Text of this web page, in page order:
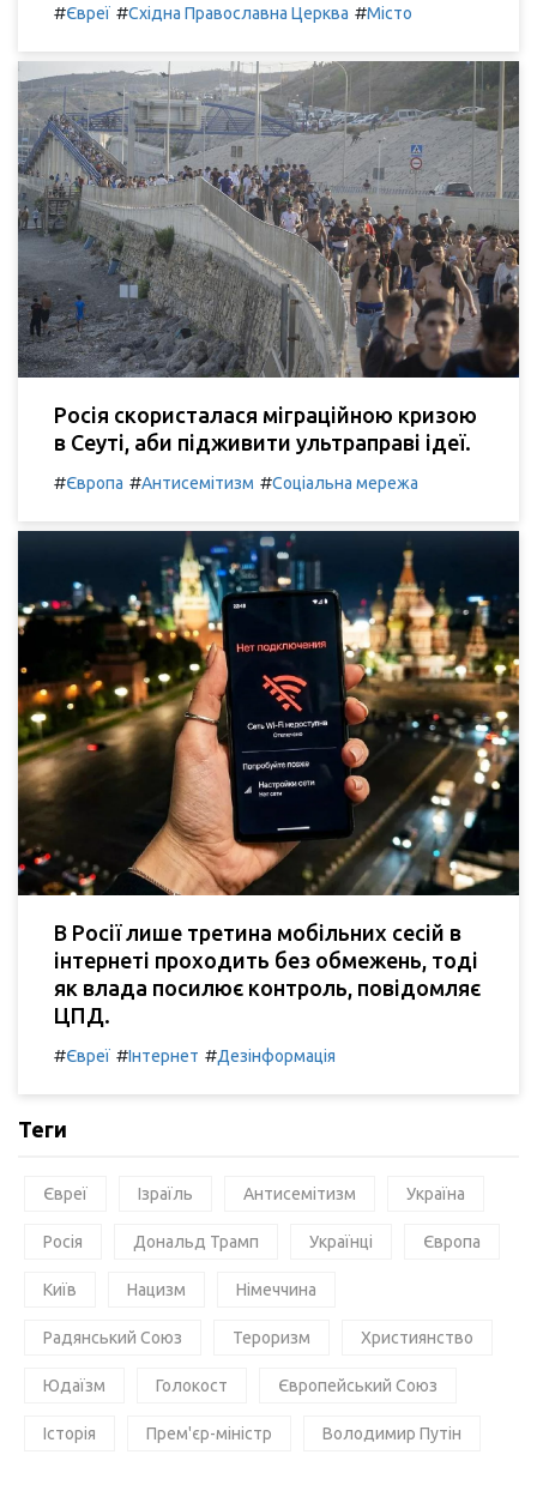
#Євреї #Східна Православна Церква #Місто
Росія скористалася міграційною кризою
в Сеуті, аби підживити ультраправі ідеї.
#Європа #Антисемітизм #Соціальна мережа
В Росії лише третина мобільних сесій в
інтернеті проходить без обмежень, тоді
як влада посилює контроль, повідомляє
ЦПД.
#Євреї #Інтернет #Дезінформація
Теги
Євреї Ізраїль Антисемітизм Україна
Росія Дональд Трамп Українці Європа
Київ Нацизм Німеччина
Радянський Союз Тероризм Християнство
Юдаїзм Голокост Європейський Союз
Історія Прем'єр-міністр Володимир Путін